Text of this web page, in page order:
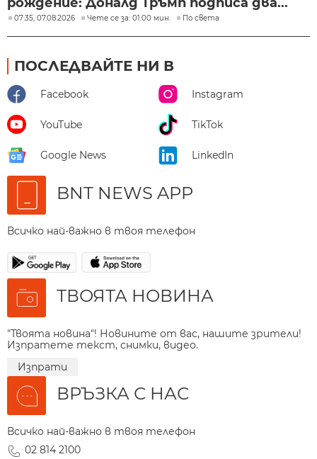
07:35, 07.08.2026 Чете се за: 01:00 мин. По света
ПОСЛЕДВАЙТЕ НИ В
Facebook Instagram
YouTube TikTok
Google News LinkedIn
BNT NEWS APP
Всичко най-важно в твоя телефон
ТВОЯТА НОВИНА
"Твоята новина"! Новините от вас, нашите зрители!
Изпратете текст, снимки, видео.
Изпрати
ВРЪЗКА С НАС
Всичко най-важно в твоя телефон
02 814 2100